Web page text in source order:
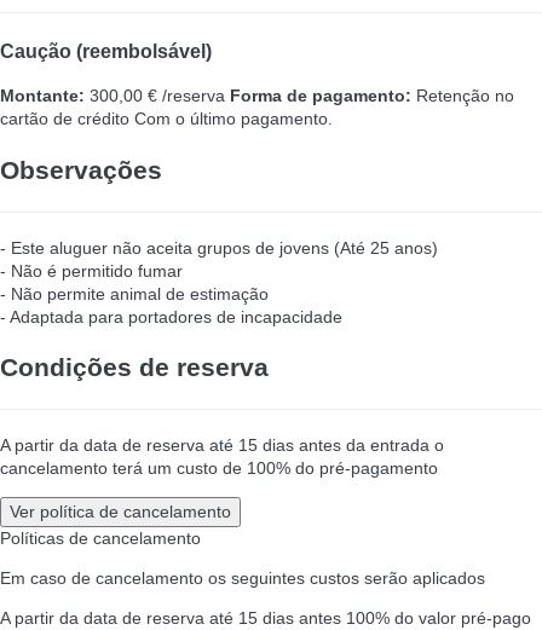
Caução (reembolsável)
Montante: 300,00 € /reserva Forma de pagamento: Retenção no
cartão de crédito Com o último pagamento.
Observações
- Este aluguer não aceita grupos de jovens (Até 25 anos)
- Não é permitido fumar
- Não permite animal de estimação
- Adaptada para portadores de incapacidade
Condições de reserva
A partir da data de reserva até 15 dias antes da entrada o
cancelamento terá um custo de 100% do pré-pagamento
Ver política de cancelamento
Políticas de cancelamento
Em caso de cancelamento os seguintes custos serão aplicados
A partir da data de reserva até 15 dias antes 100% do valor pré-pago